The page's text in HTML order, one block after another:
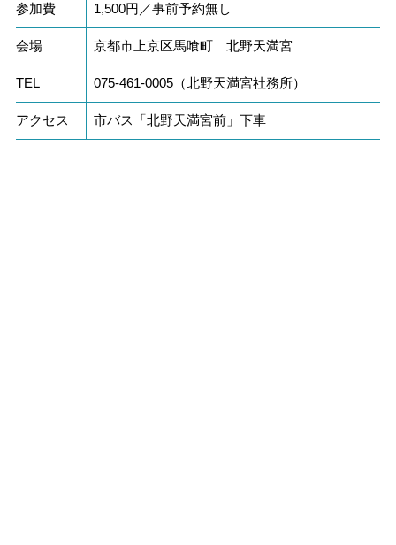
参加費 1,500円／事前予約無し
会場 京都市上京区馬喰町 北野天満宮
TEL 075-461-0005（北野天満宮社務所）
アクセス 市バス「北野天満宮前」下車